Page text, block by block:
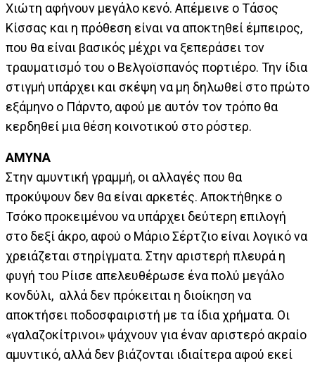
Χιώτη αφήνουν μεγάλο κενό. Απέμεινε ο Τάσος
Κίσσας και η πρόθεση είναι να αποκτηθεί έμπειρος,
που θα είναι βασικός μέχρι να ξεπεράσει τον
τραυματισμό του ο Βελγοϊσπανός πορτιέρο. Την ίδια
στιγμή υπάρχει και σκέψη να μη δηλωθεί στο πρώτο
εξάμηνο ο Πάρντο, αφού με αυτόν τον τρόπο θα
κερδηθεί μια θέση κοινοτικού στο ρόστερ.
ΑΜΥΝΑ
Στην αμυντική γραμμή, οι αλλαγές που θα
προκύψουν δεν θα είναι αρκετές. Αποκτήθηκε ο
Τσόκο προκειμένου να υπάρχει δεύτερη επιλογή
στο δεξί άκρο, αφού ο Μάριο Σέρτζιο είναι λογικό να
χρειάζεται στηρίγματα. Στην αριστερή πλευρά η
φυγή του Ρίισε απελευθέρωσε ένα πολύ μεγάλο
κονδύλι, αλλά δεν πρόκειται η διοίκηση να
αποκτήσει ποδοσφαιριστή με τα ίδια χρήματα. Οι
«γαλαζοκίτρινοι» ψάχνουν για έναν αριστερό ακραίο
αμυντικό, αλλά δεν βιάζονται ιδιαίτερα αφού εκεί